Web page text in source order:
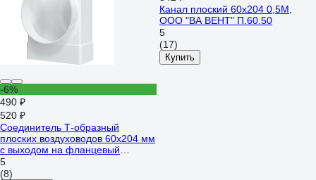
-6%
490 ₽
520 ₽
Соединитель Т-образный
плоских воздуховодов 60х204 мм
с выходом на фланцевый
воздухораспределитель 100 мм
ERA 620ТФ10П 210-072
5
(8)
Канал плоский 60х204 0,5М,
ООО "ВА ВЕНТ" П.60.50
5
(17)
Купить